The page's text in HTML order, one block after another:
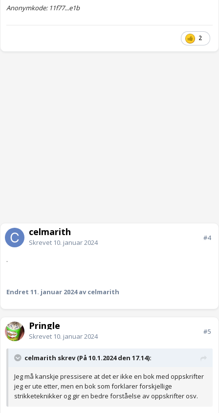
Anonymkode: 11f77...e1b
2
celmarith
Skrevet 10. januar 2024
#4
.
Endret 11. januar 2024av celmarith
Pringle
Skrevet 10. januar 2024
#5
celmarith skrev (På 10.1.2024 den 17.14):
Jeg må kanskje pressisere at det er ikke en bok med oppskrifter
jeg er ute etter, men en bok som forklarer forskjellige
strikketeknikker og gir en bedre forståelse av oppskrifter osv.